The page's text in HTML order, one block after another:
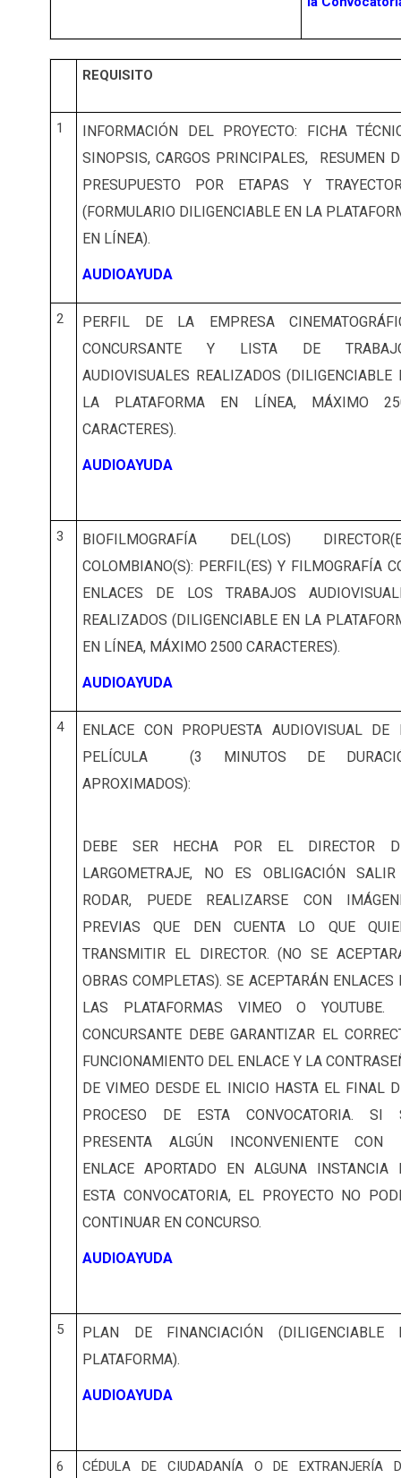
REQUISITO
1
INFORMACIÓN DEL PROYECTO: FICHA
SINOPSIS, CARGOS PRINCIPALES, RESUMEN
PRESUPUESTO POR ETAPAS Y
(FORMULARIO DILIGENCIABLE EN LA
EN LÍNEA).
AUDIOAYUDA
2
PERFIL DE LA EMPRESA
CONCURSANTE Y LISTA DE
AUDIOVISUALES REALIZADOS (DILIGENCIABLE
LA PLATAFORMA EN LÍNEA, MÁXIMO
CARACTERES).
AUDIOAYUDA
3
BIOFILMOGRAFÍA DEL(LOS)
COLOMBIANO(S): PERFIL(ES) Y FILMOGRAFÍA
ENLACES DE LOS TRABAJOS
REALIZADOS (DILIGENCIABLE EN LA
EN LÍNEA, MÁXIMO 2500 CARACTERES).
AUDIOAYUDA
4
ENLACE CON PROPUESTA AUDIOVISUAL DE
PELÍCULA (3 MINUTOS DE
APROXIMADOS):
DEBE SER HECHA POR EL DIRECTOR
LARGOMETRAJE, NO ES OBLIGACIÓN
RODAR, PUEDE REALIZARSE CON
PREVIAS QUE DEN CUENTA LO QUE
TRANSMITIR EL DIRECTOR. (NO SE
OBRAS COMPLETAS). SE ACEPTARÁN ENLACES
LAS PLATAFORMAS VIMEO O YOUTUBE.
CONCURSANTE DEBE GARANTIZAR EL
FUNCIONAMIENTO DEL ENLACE Y LA
DE VIMEO DESDE EL INICIO HASTA EL FINAL
PROCESO DE ESTA CONVOCATORIA. SI
PRESENTA ALGÚN INCONVENIENTE CON
ENLACE APORTADO EN ALGUNA INSTANCIA
ESTA CONVOCATORIA, EL PROYECTO NO
CONTINUAR EN CONCURSO.
AUDIOAYUDA
5
PLAN DE FINANCIACIÓN (DILIGENCIABLE
PLATAFORMA).
AUDIOAYUDA
6
CÉDULA DE CIUDADANÍA O DE EXTRANJERÍA